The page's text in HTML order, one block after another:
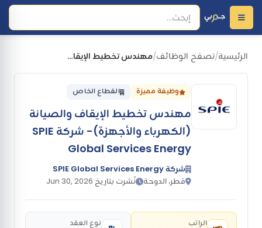
الرئيسية/تصفح الوظائف/ مهندس تخطيط الإيقاف والصيانة (الكهرباء والأجهزة)- شركة SPIE Global Services Energy
وظيفة مميزة القطاع الخاص
مهندس تخطيط الإيقاف والصيانة
(الكهرباء والأجهزة)- شركة SPIE
Global Services Energy
شركة SPIE Global Services Energy
قطر، الدوحة
نُشرت بتاريخ Jun 30, 2026
الراتب نوع العقد